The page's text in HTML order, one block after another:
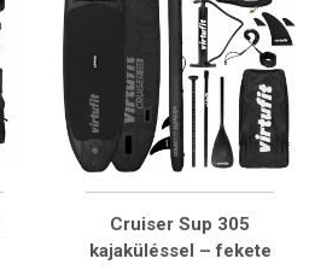
Cruiser Sup 305
kajaküléssel – fekete